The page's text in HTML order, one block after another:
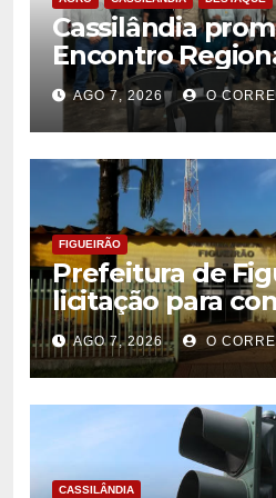
Cassilândia
Encontro
Citricultores e
citricultura
AGO 7, 2026 O
FIGUEIRÃO
Prefeitura de
licitação para
estrutura de
AGO 7, 2026 O
CASSILÂNDIA